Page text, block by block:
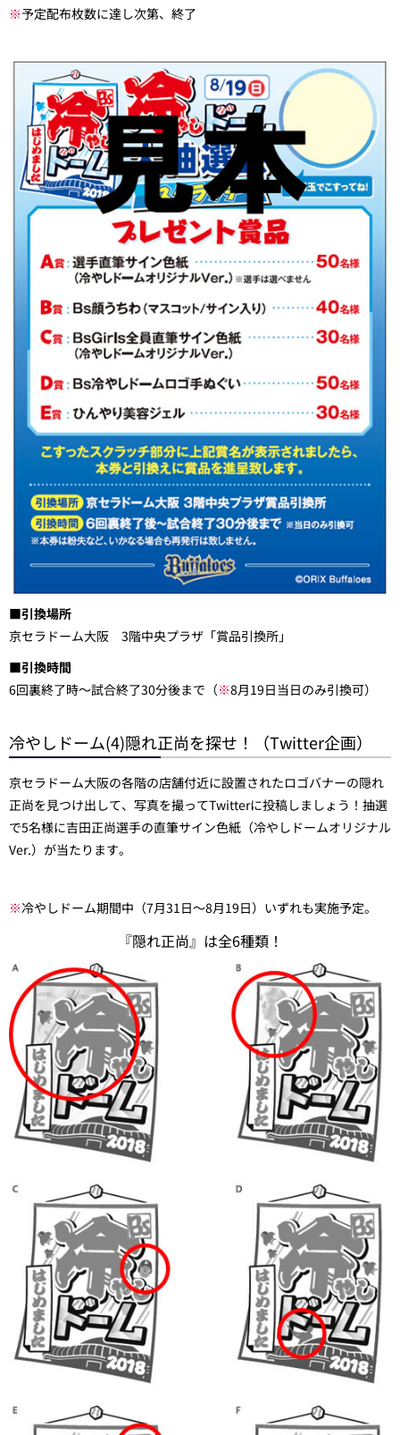
※予定配布枚数に達し次第、終了
■引換場所
京セラドーム大阪 3階中央プラザ「賞品引換所」
■引換時間
6回裏終了時～試合終了30分後まで（※8月19日当日のみ引換可）
冷やしドーム(4)隠れ正尚を探せ！（Twitter企画）
京セラドーム大阪の各階の店舗付近に設置されたロゴバナーの隠れ
正尚を見つけ出して、写真を撮ってTwitterに投稿しましょう！抽選
で5名様に吉田正尚選手の直筆サイン色紙（冷やしドームオリジナル
Ver.）が当たります。
※冷やしドーム期間中（7月31日～8月19日）いずれも実施予定。
『隠れ正尚』は全6種類！